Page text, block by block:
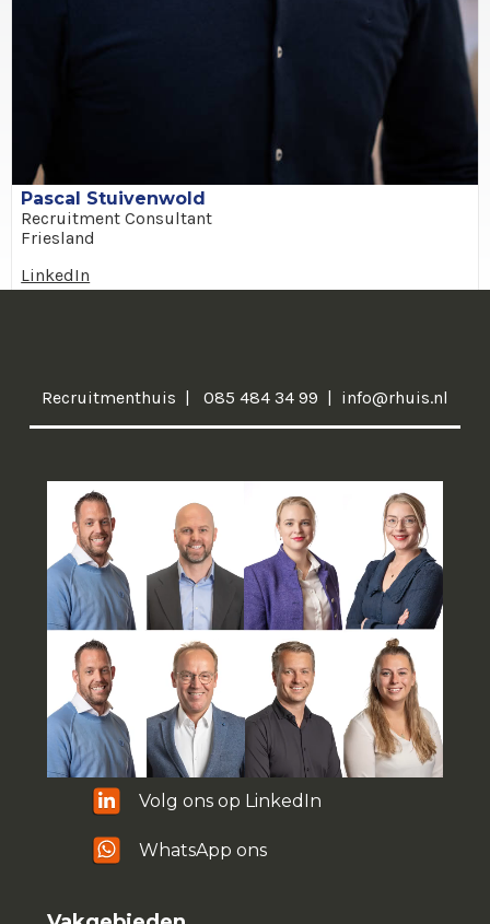
Pascal Stuivenwold
Recruitment Consultant
Friesland
LinkedIn
Recruitmenthuis 085 484 34 99 info@rhuis.nl
Volg ons op LinkedIn
WhatsApp ons